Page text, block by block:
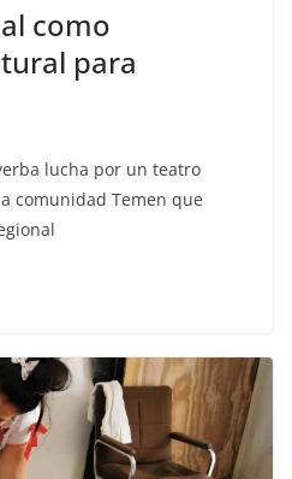
como
para
lucha por un teatro
comunidad Temen que